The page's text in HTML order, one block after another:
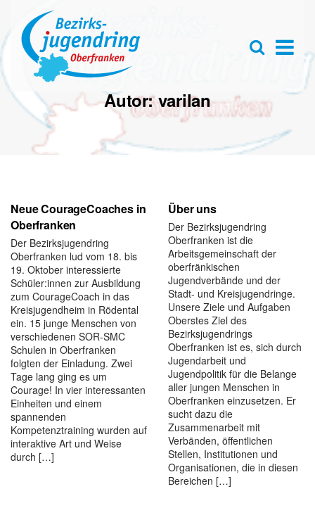
×
Open
box
Autor:varilan
Neue CourageCoaches in
Oberfranken
Der Bezirksjugendring
Oberfranken lud vom 18. bis
19. Oktober interessierte
Schüler:innen zur Ausbildung
zum CourageCoach in das
Kreisjugendheim in Rödental
ein. 15 junge Menschen von
verschiedenen SOR-SMC
Schulen in Oberfranken
folgten der Einladung. Zwei
Tage lang ging es um
Courage! In vier interessanten
Einheiten und einem
spannenden
Kompetenztraining wurden auf
interaktive Art und Weise
durch […]
Über uns
Der Bezirksjugendring
Oberfranken ist die
Arbeitsgemeinschaft der
oberfränkischen
Jugendverbände und der
Stadt- und Kreisjugendringe.
Unsere Ziele und Aufgaben
Oberstes Ziel des
Bezirksjugendrings
Oberfranken ist es, sich durch
Jugendarbeit und
Jugendpolitik für die Belange
aller jungen Menschen in
Oberfranken einzusetzen. Er
sucht dazu die
Zusammenarbeit mit
Verbänden, öffentlichen
Stellen, Institutionen und
Organisationen, die in diesen
Bereichen […]